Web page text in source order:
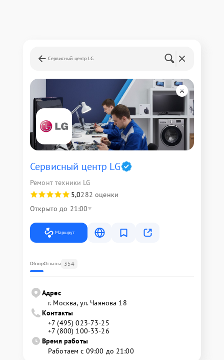
Сервисный центр LG
Сервисный центр LG
Ремонт техники LG
5,0282 оценки
Открыто до 21:00
Маршрут
ОбзорОтзывы 354
Адрес
г. Москва, ул. Чаянова 18
Контакты
+7 (495) 023-73-25
+7 (800) 100-33-26
Время работы
Работаем с 09:00 до 21:00